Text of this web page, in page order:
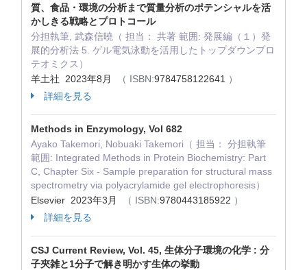
質、食品・環境の分析まで質量分析のポテンシャルを活
かしきる戦略とプロトコール
分担執筆, 武森信曉（ 担当： 共著 範囲: 発展編（１）発
展的分析法 5. ゲル電気泳動を活用したトップダウンプロ
テオミクス）
羊土社 2023年8月
（ ISBN:9784758122641 ）
詳細を見る
Methods in Enzymology, Vol 682
Ayako Takemori, Nobuaki Takemori（ 担当： 分担執筆
範囲: Integrated Methods in Protein Biochemistry: Part
C, Chapter Six - Sample preparation for structural mass
spectrometry via polyacrylamide gel electrophoresis）
Elsevier 2023年3月
（ ISBN:9780443185922 ）
詳細を見る
CSJ Current Review, Vol. 45, 生体分子環境の化学 : 分
子夾雑と1分子で解き明かす生体の挙動